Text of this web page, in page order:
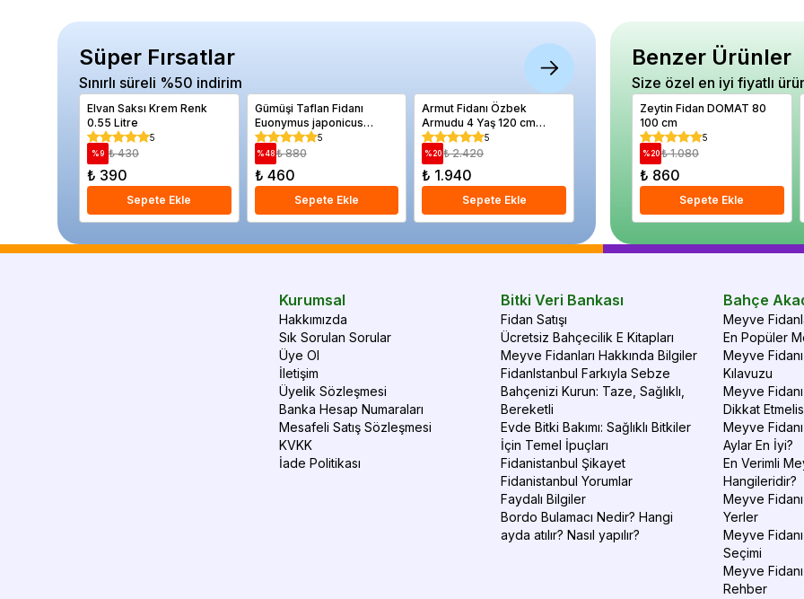
Süper Fırsatlar
Sınırlı süreli %50 indirim
Elvan Saksı Krem Renk
0.55 Litre
5
% 9 ₺ 430
₺ 390
Sepete Ekle
Gümüşi Taflan Fidanı
Euonymus japonicus
Microphyllus Variegata 20
40 cm
5
%48 ₺ 880
₺ 460
Sepete Ekle
Armut Fidanı Özbek
Armudu 4 Yaş 120 cm
Saksıda
5
%20 ₺ 2.420
₺ 1.940
Sepete Ekle
Keçi Söğüdü Salix caprea
60 80 cm Saksıda
4.67
Sepete Ekle
Alaska
Benzer Ürünler
Size özel en iyi fiyatlı
Zeytin Fidan DOMAT 80
100 cm
5
%20 ₺ 1.080
₺ 860
Sepete Ekle
Kurumsal
Hakkımızda
Sık Sorulan Sorular
Üye Ol
İletişim
Üyelik Sözleşmesi
Banka Hesap Numaraları
Mesafeli Satış Sözleşmesi
KVKK
İade Politikası
Bitki Veri Bankası
Fidan Satışı
Ücretsiz Bahçecilik E Kitapları
Meyve Fidanları Hakkında Bilgiler
FidanIstanbul Farkıyla Sebze
Bahçenizi Kurun: Taze, Sağlıklı,
Bereketli
Evde Bitki Bakımı: Sağlıklı Bitkiler
İçin Temel İpuçları
Fidanistanbul Şikayet
Fidanistanbul Yorumlar
Faydalı Bilgiler
Bordo Bulamacı Nedir? Hangi
ayda atılır? Nasıl yapılır?
Bahçe
Meyve
En Popüler
Meyve
Kılavuzu
Meyve
Dikkat
Meyve
Aylar En İyi?
En Verimli
Hangileridir?
Meyve
Yerler
Meyve
Seçimi
Meyve Fidanı
Rehber